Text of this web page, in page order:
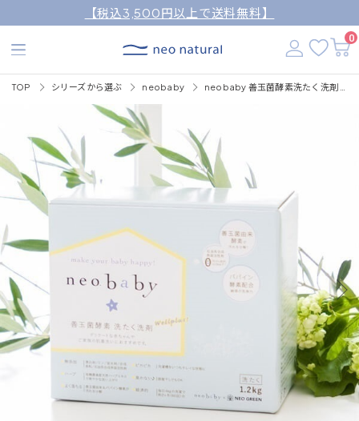
【税込3,500円以上で送料無料】
0
TOP シリーズから選ぶ neobaby